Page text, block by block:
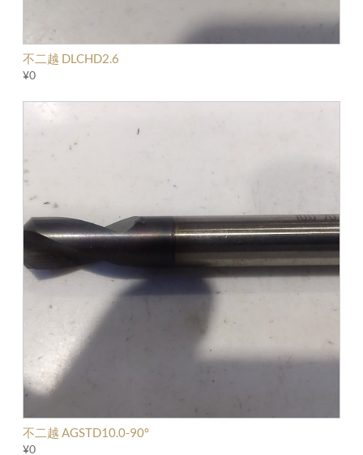
不二越 DLCHD2.6
¥0
不二越 AGSTD10.0-90°
¥0